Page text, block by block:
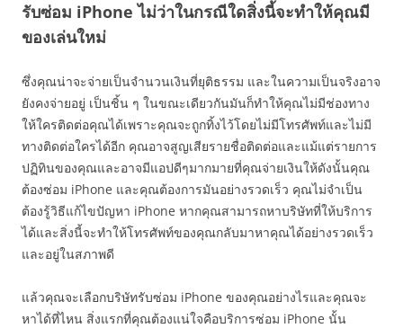
รับซ่อม iPhone ไม่ว่าในกรณีใดสิ่งนี้จะทำให้คุณมี
ของเล่นใหม่
ซึ่งคุณน่าจะจ่ายเป็นจำนวนเงินที่ยุติธรรม และในความเป็นจริงอาจ
ยังคงจ่ายอยู่ เป็นชิ้น ๆ ในขณะเดียวกันมันก็ทำให้คุณไม่มีช่องทาง
ให้ใครติดต่อคุณได้เพราะคุณจะถูกทิ้งไว้โดยไม่มีโทรศัพท์และไม่มี
ทางติดต่อใครได้อีก คุณอาจสูญเสียรายชื่อติดต่อและแม้แต่รายการ
ปฏิทินของคุณและอาจมีแอปดีๆมากมายที่คุณจ่ายเงินให้ดังนั้นคุณ
ต้องซ่อม iPhone และคุณต้องการมันอย่างรวดเร็ว คุณไม่จำเป็น
ต้องรู้วิธีแก้ไขปัญหา iPhone หากคุณสามารถหาบริษัทที่ให้บริการ
ได้และสิ่งนี้จะทำให้โทรศัพท์ของคุณกลับมาหาคุณได้อย่างรวดเร็ว
และอยู่ในสภาพดี
แล้วคุณจะเลือกบริษัทรับซ่อม iPhone ของคุณอย่างไรและคุณจะ
หาได้ที่ไหน สิ่งแรกที่คุณต้องแน่ใจคือบริการซ่อม iPhone นั้น